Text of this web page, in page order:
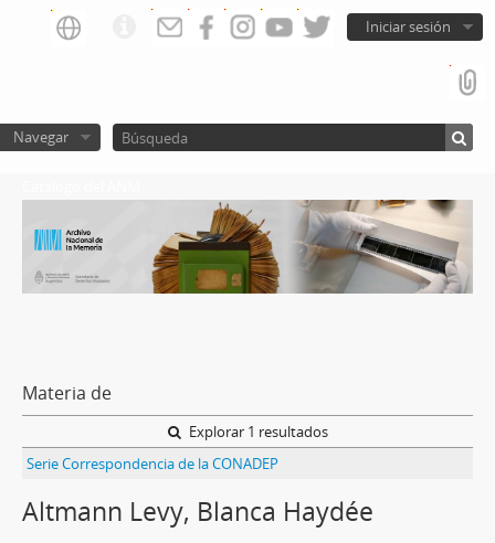
Iniciar sesión
Navegar
Materia de
Explorar 1 resultados
Serie Correspondencia de la CONADEP
Altmann Levy, Blanca Haydée